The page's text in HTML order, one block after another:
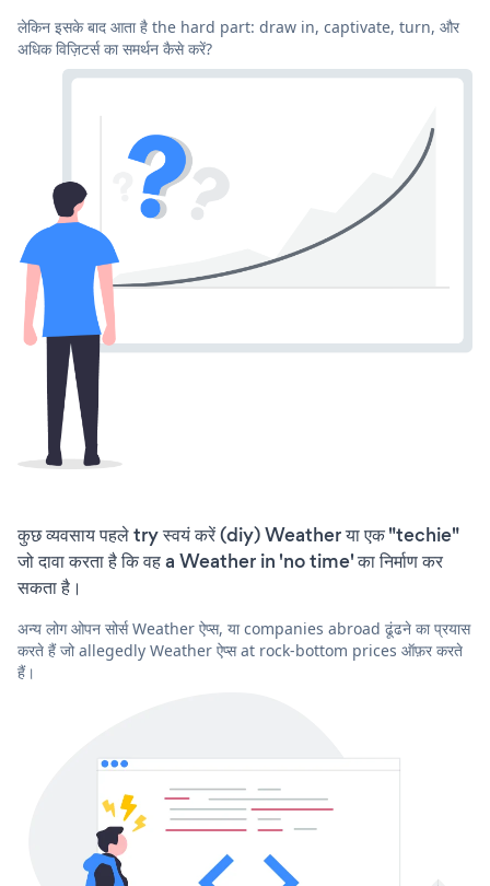
लेकिन इसके बाद आता है the hard part: draw in, captivate, turn, और
अधिक विज़िटर्स का समर्थन कैसे करें?
कुछ व्यवसाय पहले try स्वयं करें (diy) Weather या एक "techie"
जो दावा करता है कि वह a Weather in 'no time' का निर्माण कर
सकता है।
अन्य लोग ओपन सोर्स Weather ऐप्स, या companies abroad ढूंढने का प्रयास
करते हैं जो allegedly Weather ऐप्स at rock-bottom prices ऑफ़र करते
हैं।